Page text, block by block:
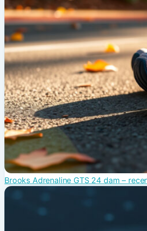
Brooks Adrenaline GTS 24 dam –